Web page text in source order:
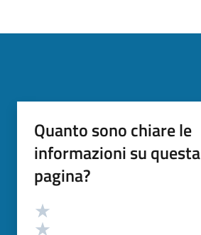
Quanto sono chiare le
informazioni su questa
pagina?
Valutazione